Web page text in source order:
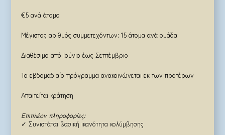
€5 ανά άτομο
Μέγιστος αριθμός συμμετεχόντων: 15 άτομα ανά ομάδα
Διαθέσιμο από Ιούνιο έως Σεπτέμβριο
Το εβδομαδιαίο πρόγραμμα ανακοινώνεται εκ των προτέρων
Απαιτείται κράτηση
Επιπλέον πληροφορίες:
✓ Συνιστάται βασική ικανότητα κολύμβησης